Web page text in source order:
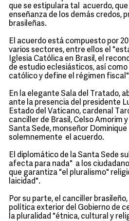
que se estipulara tal acuerdo,
enseñanza de los demás credos,
brasileñas.
El acuerdo está compuesto por
varios sectores, entre ellos el
Iglesia Católica en Brasil, el
de estudio eclesiásticos, así
católico y define el régimen
En la elegante Sala del Tratado,
ante la presencia del presidente
Estado del Vaticano, cardenal
canciller de Brasil, Celso Amorim
Santa Sede, monseñor
solemnemente el acuerdo.
El diplomático de la Santa Sede
afecta para nada" a los
que garantiza "el pluralismo"
laicidad".
Por su parte, el canciller
política exterior del Gobierno de
la pluralidad "étnica, cultural y